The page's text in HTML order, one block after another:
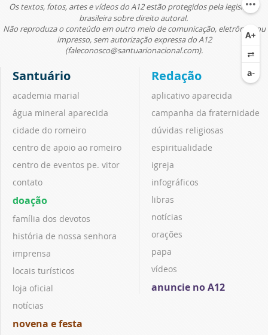
Os textos, fotos, artes e vídeos do A12 estão protegidos pela legislação
brasileira sobre direito autoral.
Não reproduza o conteúdo em outro meio de comunicação, eletrônico ou
impresso, sem autorização expressa do A12
(faleconosco@santuarionacional.com).
Santuário
academia marial
água mineral aparecida
cidade do romeiro
centro de apoio ao romeiro
centro de eventos pe. vitor
contato
doação
família dos devotos
história de nossa senhora
imprensa
locais turísticos
loja oficial
notícias
novena e festa
Redação
aplicativo aparecida
campanha da fraternidade
dúvidas religiosas
espiritualidade
igreja
infográficos
libras
notícias
orações
papa
vídeos
anuncie no A12